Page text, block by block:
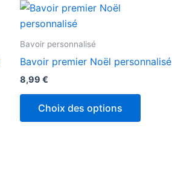
Bavoir personnalisé
Bavoir premier Noël personnalisé
8,99 €
Choix des options